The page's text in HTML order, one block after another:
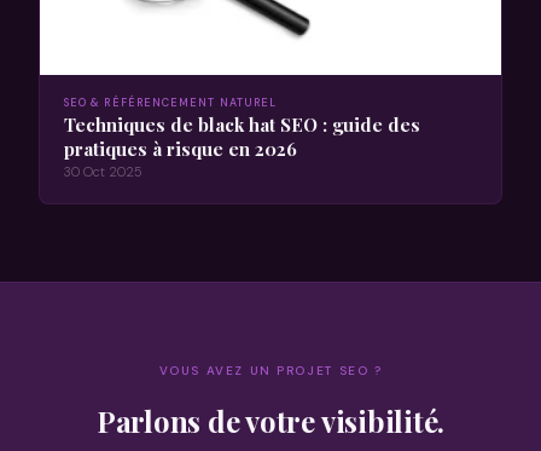
SEO & RÉFÉRENCEMENT NATUREL
Techniques de black hat SEO : guide des
pratiques à risque en 2026
30 Oct 2025
VOUS AVEZ UN PROJET SEO ?
Parlons de votre visibilité.